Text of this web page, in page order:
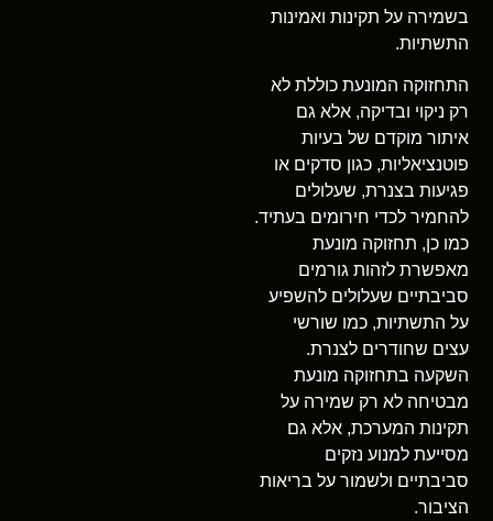
בשמירה על תקינות ואמינות
התשתיות.
התחזוקה המונעת כוללת לא
רק ניקוי ובדיקה, אלא גם
איתור מוקדם של בעיות
פוטנציאליות, כגון סדקים או
פגיעות בצנרת, שעלולים
להחמיר לכדי חירומים בעתיד.
כמו כן, תחזוקה מונעת
מאפשרת לזהות גורמים
סביבתיים שעלולים להשפיע
על התשתיות, כמו שורשי
עצים שחודרים לצנרת.
השקעה בתחזוקה מונעת
מבטיחה לא רק שמירה על
תקינות המערכת, אלא גם
מסייעת למנוע נזקים
סביבתיים ולשמור על בריאות
הציבור.